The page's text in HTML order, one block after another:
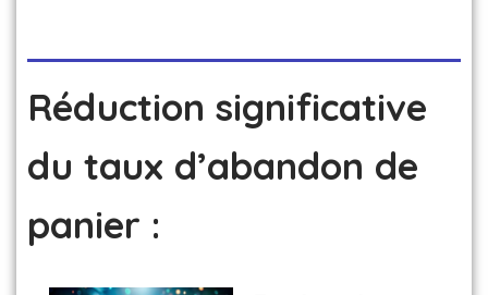
Réduction significative
du taux d’abandon de
panier :